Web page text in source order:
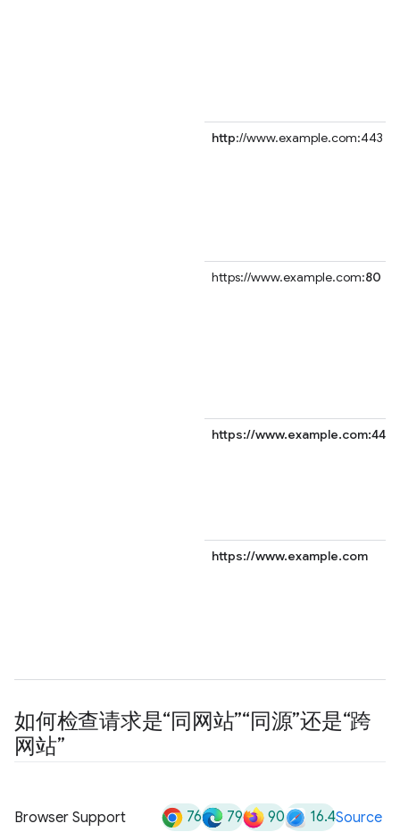
http://www.example.com:443
https://www.example.com:80
https://www.example.com:443
https://www.example.com
如何检查请求是“同网站”“同源”还是“跨
网站”
Browser Support 76 79 90 16.4Source